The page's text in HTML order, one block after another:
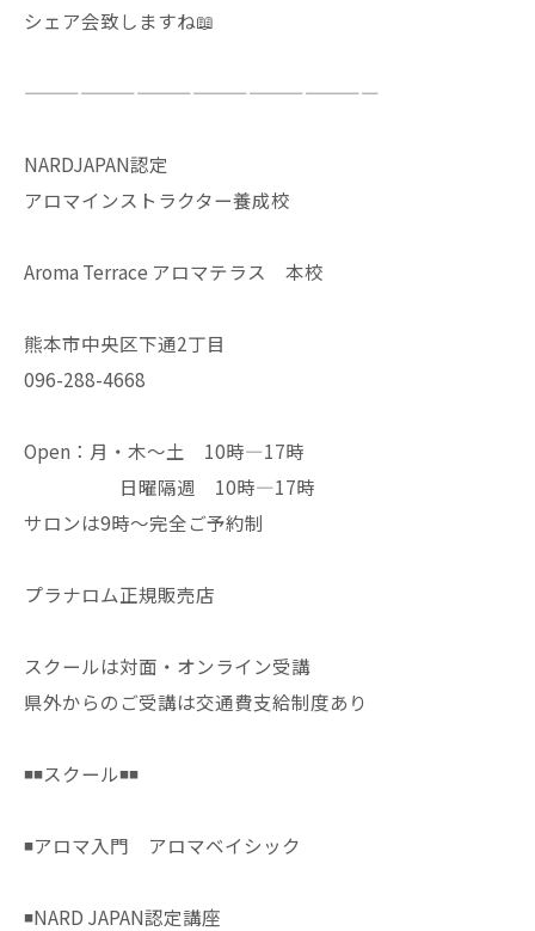
シェア会致しますね📖
———————————————————
NARDJAPAN認定
アロマインストラクター養成校
Aroma Terrace アロマテラス 本校
熊本市中央区下通2丁目
096-288-4668
Open：月・木〜土 10時—17時
日曜隔週 10時—17時
サロンは9時〜完全ご予約制
プラナロム正規販売店
スクールは対面・オンライン受講
県外からのご受講は交通費支給制度あり
◾️◾️スクール◾️◾️
◾️アロマ入門 アロマベイシック
◾️NARD JAPAN認定講座